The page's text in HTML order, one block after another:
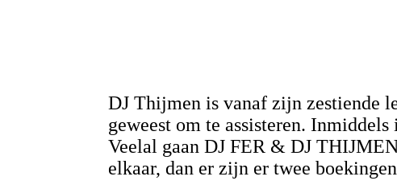
DJ Thijmen is vanaf zijn zestiende
geweest om te assisteren.
Veelal gaan DJ FER & DJ
elkaar, dan er zijn er twee